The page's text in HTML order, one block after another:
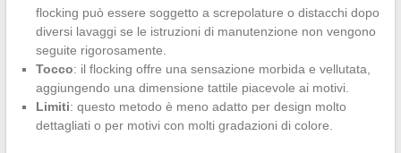
flocking può essere soggetto a screpolature o distacchi dopo
diversi lavaggi se le istruzioni di manutenzione non vengono
seguite rigorosamente.
Tocco: il flocking offre una sensazione morbida e vellutata,
aggiungendo una dimensione tattile piacevole ai motivi.
Limiti: questo metodo è meno adatto per design molto
dettagliati o per motivi con molti gradazioni di colore.